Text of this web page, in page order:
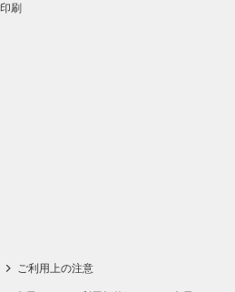
刷
ご利用上の注意